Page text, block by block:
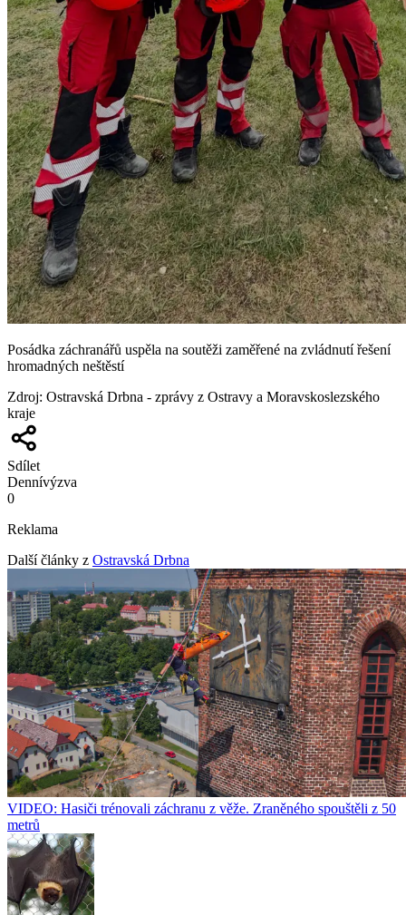
Posádka záchranářů uspěla na soutěži zaměřené na zvládnutí řešení
hromadných neštěstí
Zdroj: Ostravská Drbna - zprávy z Ostravy a Moravskoslezského
kraje
Sdílet
Dennívýzva
0
Reklama
Další články z Ostravská Drbna
VIDEO: Hasiči trénovali záchranu z věže. Zraněného spouštěli z 50
metrů